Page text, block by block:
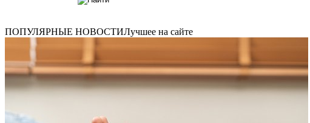
ПОПУЛЯРНЫЕ НОВОСТИЛучшее на сайте